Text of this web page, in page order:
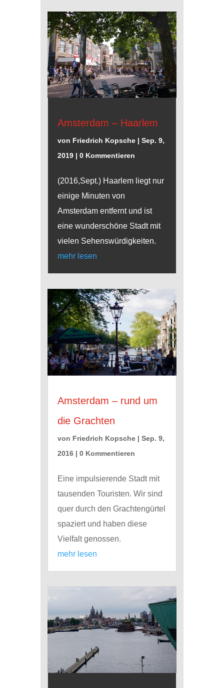
Amsterdam – Haarlem
von Friedrich Kopsche| Sep. 9,
2019| 0 Kommentieren
(2016,Sept.) Haarlem liegt nur
einige Minuten von
Amsterdam entfernt und ist
eine wunderschöne Stadt mit
vielen Sehenswürdigkeiten.
mehr lesen
Amsterdam – rund um
die Grachten
von Friedrich Kopsche| Sep. 9,
2016| 0 Kommentieren
Eine impulsierende Stadt mit
tausenden Touristen. Wir sind
quer durch den Grachtengürtel
spaziert und haben diese
Vielfalt genossen.
mehr lesen